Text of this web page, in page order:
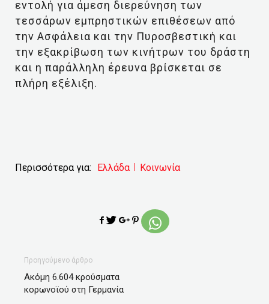
εντολή για άμεση διερεύνηση των
τεσσάρων εμπρηστικών επιθέσεων από
την Ασφάλεια και την Πυροσβεστική και
την εξακρίβωση των κινήτρων του δράστη
και η παράλληλη έρευνα βρίσκεται σε
πλήρη εξέλιξη.
Περισσότερα για: Ελλάδα Κοινωνία
Προηγούμενο άρθρο
Ακόμη 6.604 κρούσματα
κορωνοϊού στη Γερμανία